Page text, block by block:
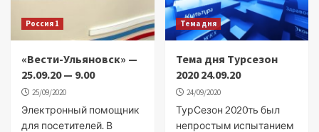
Россия 1
«Вести-Ульяновск» —
25.09.20 — 9.00
25/09/2020
Электронный помощник
для посетителей. В
Тема дня
Тема дня Турсезон
2020 24.09.20
24/09/2020
ТурСезон 2020ть был
непростым испытанием